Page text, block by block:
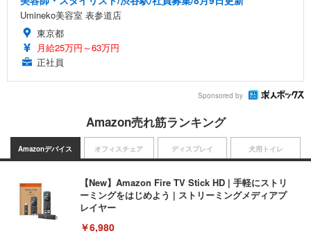
Umineko美容室 表参道店
東京都
月給25万円～63万円
正社員
Sponsored by
Amazon売れ筋ランキング
Amazonデバイス
【New】Amazon Fire TV Stick HD | 手軽にストリ
ーミングをはじめよう | ストリーミングメディアプ
レイヤー
￥6,980
オフィスチェア ディスプレイ 犬用トイレ